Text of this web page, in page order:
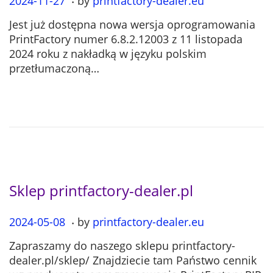
s
t
e
d
2
4
-
1
Jest już dostępna nowa wersja oprogramowania
PrintFactory numer 6.8.2.12003 z 11 listopada
2024 roku z nakładką w języku polskim
przetłumaczoną…
Sklep printfactory-dealer.pl
P
s
t
2024-05-08 2
2
4
. by printfactory-dealer.eu
Zapraszamy do naszego sklepu printfactory-
dealer.pl/sklep/ Znajdziecie tam Państwo cennik